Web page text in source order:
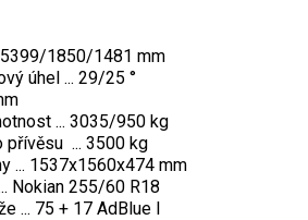
1850/1481 mm
úhel ... 29/25 °
... 3035/950 kg
přívěsu ... 3500 kg
... 1537x1560x474 mm
Nokian 255/60 R18
... 75 + 17 AdBlue l